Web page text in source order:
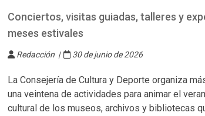
Conciertos, visitas guiadas, talleres y
meses estivales
Redacción | 30 de junio de 2026
La Consejería de Cultura y Deporte organiza
una veintena de actividades para animar el
cultural de los museos, archivos y bibliotecas